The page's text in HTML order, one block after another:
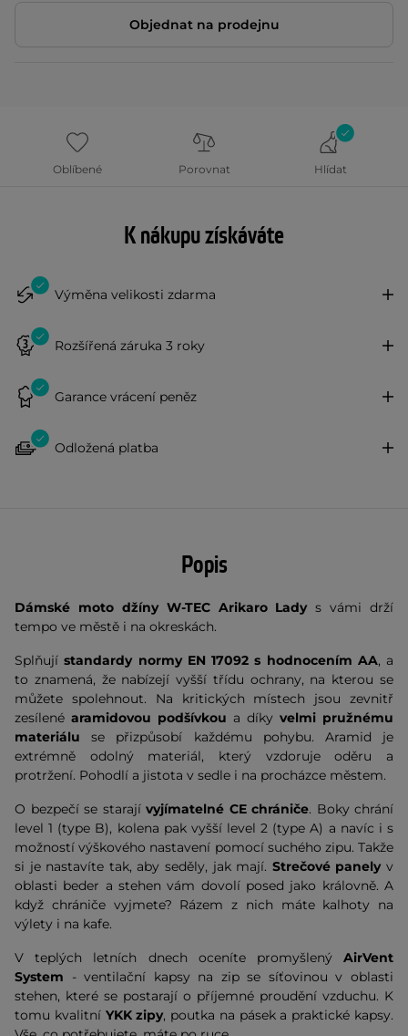
Objednat na prodejnu
Oblíbené Porovnat Hlídat
K nákupu získáváte
Výměna velikosti zdarma
Rozšířená záruka 3 roky
Garance vrácení peněz
Odložená platba
Popis
Dámské moto džíny W-TEC Arikaro Ladys vámi drží
tempo ve městě i na okreskách.
Splňujístandardy normy EN 17092 s hodnocením AA, a
to znamená, že nabízejí vyšší třídu ochrany, na kterou se
můžete spolehnout. Na kritických místech jsou zevnitř
zesílené aramidovou podšívkou a díky velmi pružnému
materiálu se přizpůsobí každému pohybu. Aramid je
extrémně odolný materiál, který vzdoruje oděru a
protržení. Pohodlí a jistota v sedle i na procházce městem.
O bezpečí se starají vyjímatelné CE chrániče. Boky chrání
level 1 (type B), kolena pak vyšší level 2 (type A) a navíc i s
možností výškového nastavení pomocí suchého zipu. Takže
si je nastavíte tak, aby seděly, jak mají. Strečové panelyv
oblasti beder a stehen vám dovolí posed jako královně. A
když chrániče vyjmete? Rázem z nich máte kalhoty na
výlety i na kafe.
V teplých letních dnech oceníte promyšlený AirVent
System - ventilační kapsy na zip se síťovinou v oblasti
stehen, které se postarají o příjemné proudění vzduchu. K
tomu kvalitní YKK zipy, poutka na pásek a praktické kapsy.